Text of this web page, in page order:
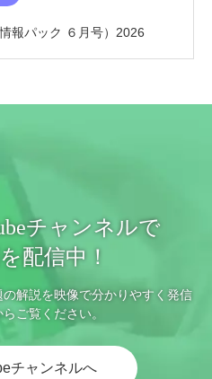
報パック ６月号）2026
チャンネルで
配信中！
解説を映像で分かりやすく発信
ご覧ください。
チャンネルへ